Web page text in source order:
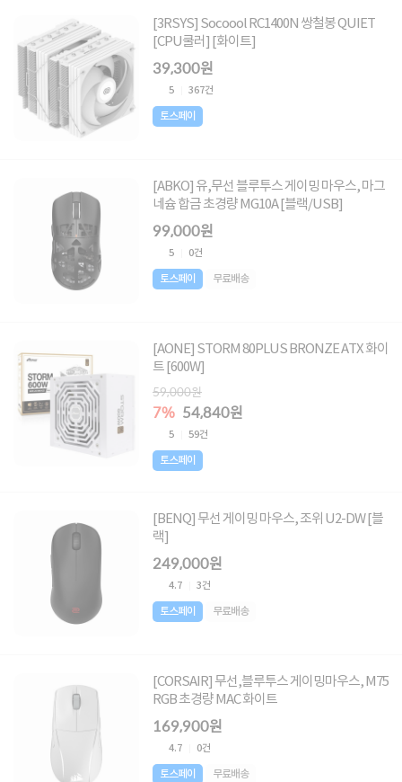
[3RSYS] Socoool RC1400N 쌍철봉 QUIET
[CPU쿨러] [화이트]
39,300원
5 367건
토스페이
[ABKO] 유,무선 블루투스 게이밍 마우스, 마그
네슘 합금 초경량 MG10A [블랙/USB]
99,000원
5 0건
토스페이 무료배송
[AONE] STORM 80PLUS BRONZE ATX 화이
트 [600W]
59,000원
7% 54,840원
5 59건
토스페이
[BENQ] 무선 게이밍 마우스, 조위 U2-DW [블
랙]
249,000원
4.7 3건
토스페이 무료배송
[CORSAIR] 무선,블루투스 게이밍마우스, M75
RGB 초경량 MAC 화이트
169,900원
4.7 0건
토스페이 무료배송